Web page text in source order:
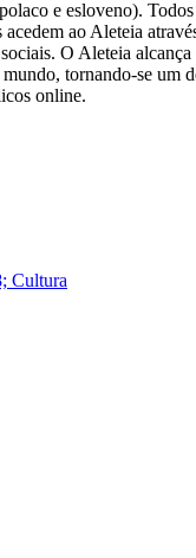
e esloveno).
ao Aleteia
O Aleteia
tornando-se um
online.
Cultura